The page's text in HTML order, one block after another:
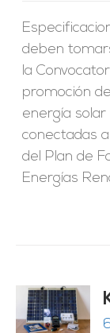
deben
la
promoción
energía
conectadas
del Plan de
Energías